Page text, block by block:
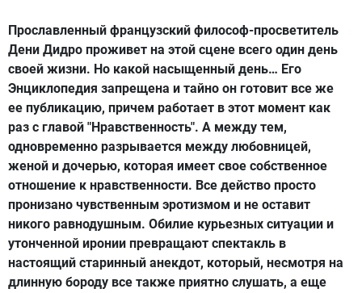
Прославленный французский философ-просветитель
Дени Дидро проживет на этой сцене всего один день
своей жизни. Но какой насыщенный день… Его
Энциклопедия запрещена и тайно он готовит все же
ее публикацию, причем работает в этот момент как
раз с главой "Нравственность". А между тем,
одновременно разрывается между любовницей,
женой и дочерью, которая имеет свое собственное
отношение к нравственности. Все действо просто
пронизано чувственным эротизмом и не оставит
никого равнодушным. Обилие курьезных ситуации и
утонченной иронии превращают спектакль в
настоящий старинный анекдот, который, несмотря на
длинную бороду все также приятно слушать, а еще